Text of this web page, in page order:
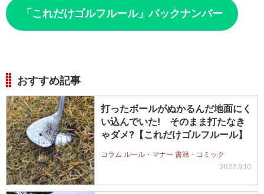
「これだけゴルフルール」バックナンバー
おすすめ記事
打ったボールがぬかるんだ地面にく
い込んでいた! そのまま打たなき
ゃダメ?【これだけゴルフルール】
コラム ルール・マナー 書籍・コミック
2022.9.10